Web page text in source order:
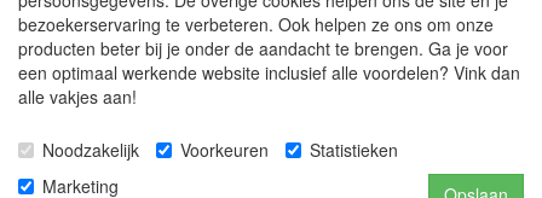
Winkelwagen
Uw winkelwagen is leeg
bezoekerservaring te verbeteren. Ook helpen ze ons om onze
producten beter bij je onder de aandacht te brengen. Ga je voor
een optimaal werkende website inclusief alle voordelen? Vink dan
alle vakjes aan!
Noodzakelijk Voorkeuren
Statistieken
Marketing